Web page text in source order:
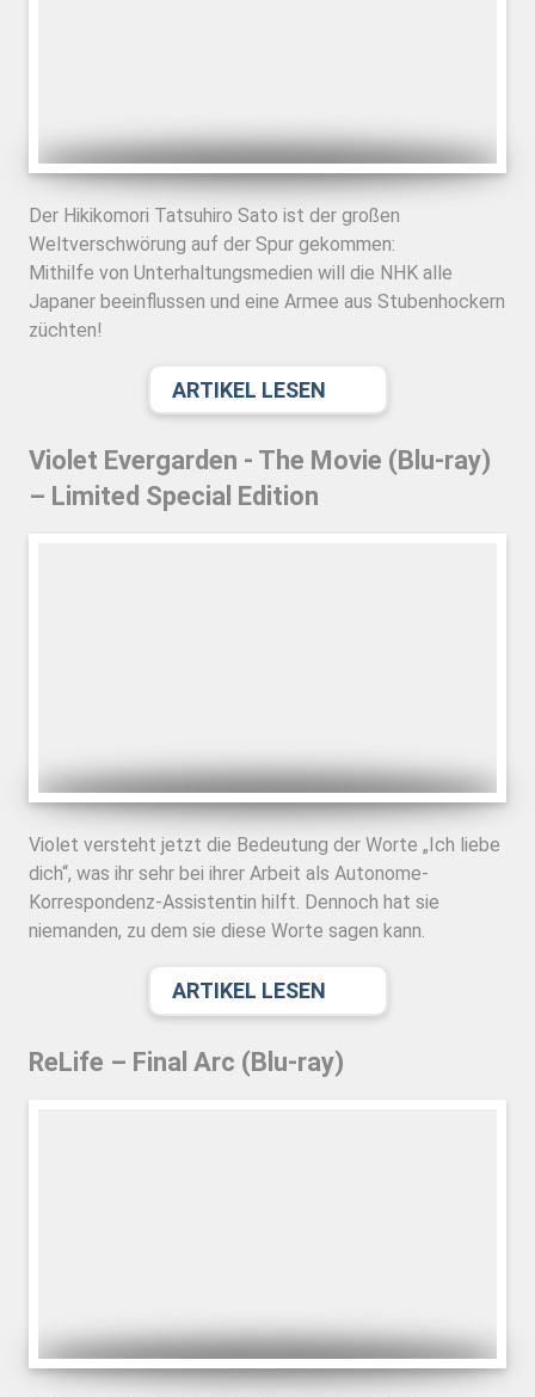
Der Hikikomori Tatsuhiro Sato ist der großen
Weltverschwörung auf der Spur gekommen:
Mithilfe von Unterhaltungsmedien will die NHK alle
Japaner beeinflussen und eine Armee aus Stubenhockern
züchten!
ARTIKEL LESEN
Violet Evergarden - The Movie (Blu-ray)
– Limited Special Edition
Violet versteht jetzt die Bedeutung der Worte „Ich liebe
dich“, was ihr sehr bei ihrer Arbeit als Autonome-
Korrespondenz-Assistentin hilft. Dennoch hat sie
niemanden, zu dem sie diese Worte sagen kann.
ARTIKEL LESEN
ReLife – Final Arc (Blu-ray)